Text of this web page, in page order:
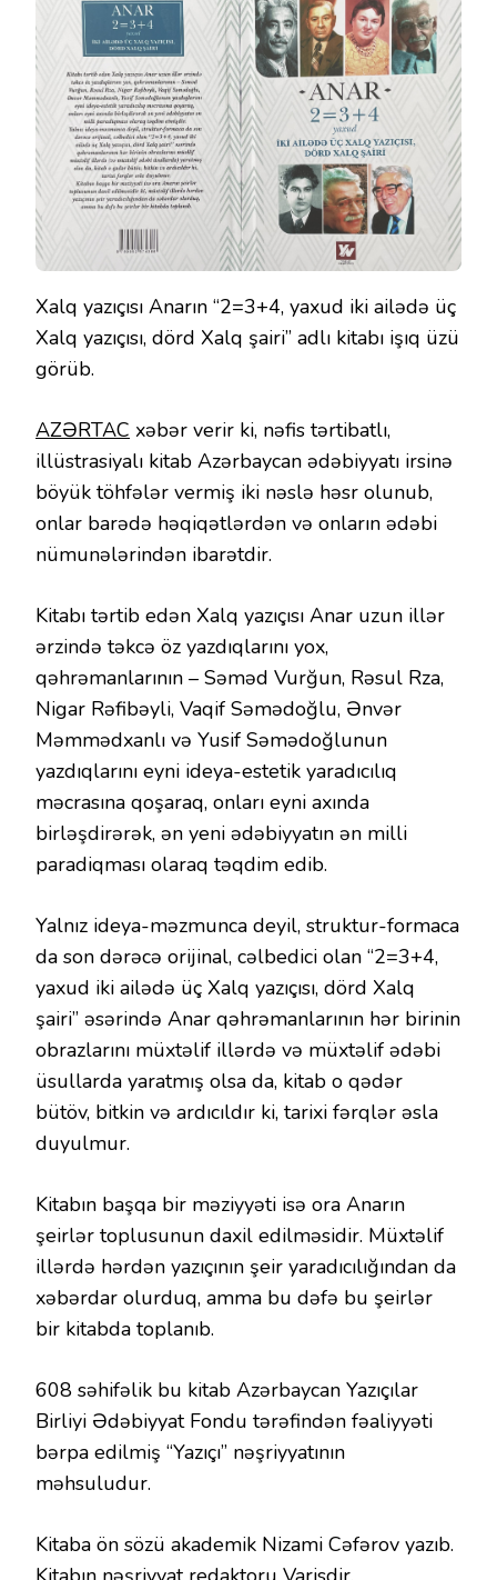
Xalq yazıçısı Anarın “2=3+4, yaxud iki ailədə üç
Xalq yazıçısı, dörd Xalq şairi” adlı kitabı işıq üzü
görüb.
AZƏRTAC xəbər verir ki, nəfis tərtibatlı,
illüstrasiyalı kitab Azərbaycan ədəbiyyatı irsinə
böyük töhfələr vermiş iki nəslə həsr olunub,
onlar barədə həqiqətlərdən və onların ədəbi
nümunələrindən ibarətdir.
Kitabı tərtib edən Xalq yazıçısı Anar uzun illər
ərzində təkcə öz yazdıqlarını yox,
qəhrəmanlarının – Səməd Vurğun, Rəsul Rza,
Nigar Rəfibəyli, Vaqif Səmədoğlu, Ənvər
Məmmədxanlı və Yusif Səmədoğlunun
yazdıqlarını eyni ideya-estetik yaradıcılıq
məcrasına qoşaraq, onları eyni axında
birləşdirərək, ən yeni ədəbiyyatın ən milli
paradiqması olaraq təqdim edib.
Yalnız ideya-məzmunca deyil, struktur-formaca
da son dərəcə orijinal, cəlbedici olan “2=3+4,
yaxud iki ailədə üç Xalq yazıçısı, dörd Xalq
şairi” əsərində Anar qəhrəmanlarının hər birinin
obrazlarını müxtəlif illərdə və müxtəlif ədəbi
üsullarda yaratmış olsa da, kitab o qədər
bütöv, bitkin və ardıcıldır ki, tarixi fərqlər əsla
duyulmur.
Kitabın başqa bir məziyyəti isə ora Anarın
şeirlər toplusunun daxil edilməsidir. Müxtəlif
illərdə hərdən yazıçının şeir yaradıcılığından da
xəbərdar olurduq, amma bu dəfə bu şeirlər
bir kitabda toplanıb.
608 səhifəlik bu kitab Azərbaycan Yazıçılar
Birliyi Ədəbiyyat Fondu tərəfindən fəaliyyəti
bərpa edilmiş “Yazıçı” nəşriyyatının
məhsuludur.
Kitaba ön sözü akademik Nizami Cəfərov yazıb.